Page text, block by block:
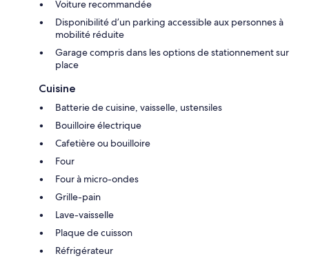
Voiture recommandée
Disponibilité d’un parking accessible aux personnes à
mobilité réduite
Garage compris dans les options de stationnement sur
place
Cuisine
Batterie de cuisine, vaisselle, ustensiles
Bouilloire électrique
Cafetière ou bouilloire
Four
Four à micro-ondes
Grille-pain
Lave-vaisselle
Plaque de cuisson
Réfrigérateur